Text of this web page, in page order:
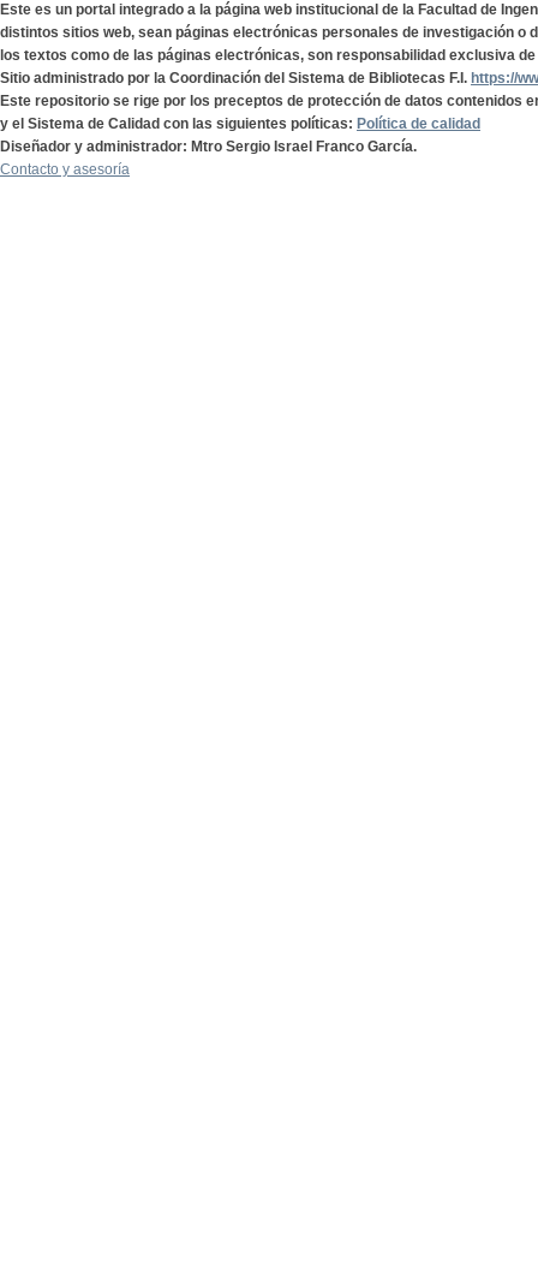
Este es un portal integrado a la página web institucional de la Facultad de
distintos sitios web, sean páginas electrónicas personales de investigación o
los textos como de las páginas electrónicas, son responsabilidad exclusiva
Sitio administrado por la Coordinación del Sistema de Bibliotecas F.I. https://
Este repositorio se rige por los preceptos de protección de datos contenidos
y el Sistema de Calidad con las siguientes políticas: Política de calidad
Diseñador y administrador: Mtro Sergio Israel Franco García.
Contacto y asesoría